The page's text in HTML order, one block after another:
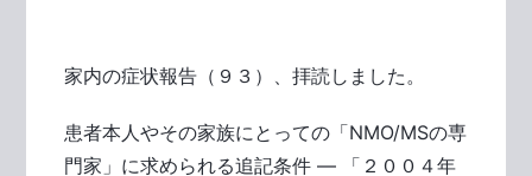
家内の症状報告（９３）、拝読しました。
患者本人やその家族にとっての「NMO/MSの専
門家」に求められる追記条件 ― 「２００４年